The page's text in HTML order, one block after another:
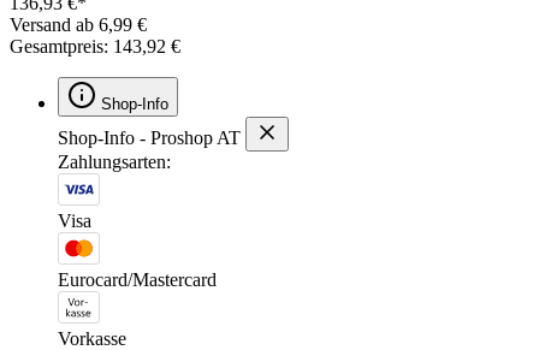
Versand ab 6,99 €
Gesamtpreis: 143,92 €
Shop-Info
Shop-Info - Proshop AT
Zahlungsarten:
Visa
Eurocard/Mastercard
Vorkasse